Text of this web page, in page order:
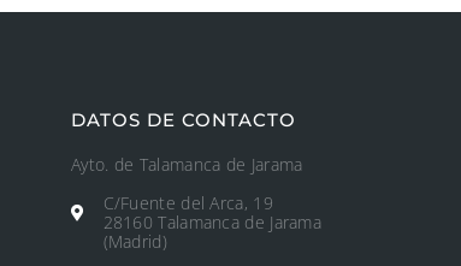
DATOS DE CONTACTO
Ayto. de Talamanca de Jarama
C/Fuente del Arca, 19
28160 Talamanca de Jarama
(Madrid)